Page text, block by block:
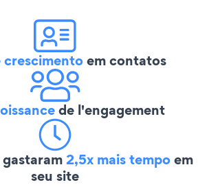
crescimentoem contatos
de l'engagement
2,5x mais tempoem
seu site